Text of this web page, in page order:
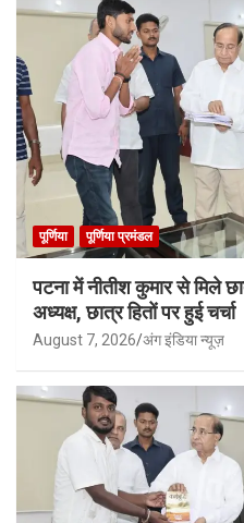
पूर्णिया पूर्णिया प्रमंडल
पटना में नीतीश कुमार से मिले
अध्यक्ष, छात्र हितों पर हुई चर्चा
August 7, 2026 अंग इंडिया न्यूज़